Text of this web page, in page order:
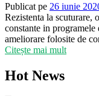
Publicat pe 26 iunie
Rezistenta la scuturare,
constante in programele
ameliorare folosite de
Citește mai mult
Hot News